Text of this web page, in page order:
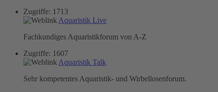
Zugriffe: 1713
Aquaristik Live
Fachkundiges Aquaristikforum von A-Z
Zugriffe: 1607
Aquaristik Talk
Sehr kompetentes Aquaristik- und Wirbellosenforum.